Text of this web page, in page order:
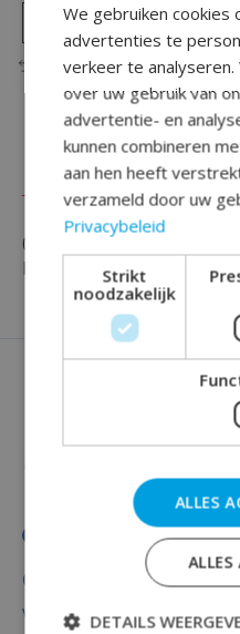
Plaats
Toevoegen om te vergelijken
Reviews (0)
0 sterren op basis van
beoordelingen
Categorieën
Versiering
We gebruiken cookies
advertenties te
verkeer te
over uw gebruik van
advertentie- en
kunnen combineren
aan hen heeft
verzameld door uw
Privacybeleid
Strikt
noodzakelijk
ALLES
ALLES
DETAILS